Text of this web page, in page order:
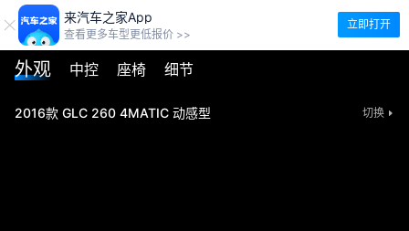
来汽车之家App
查看更多车型更低报价 >>
立即打开
外观 中控 座椅 细节
2016款 GLC 260 4MATIC 动感型 切换